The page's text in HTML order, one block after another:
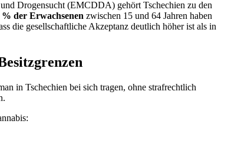
Drogensucht (EMCDDA) gehört Tschechien zu den
% der Erwachsenen zwischen 15 und 64 Jahren haben
die gesellschaftliche Akzeptanz deutlich höher ist als in
in Tschechien bei sich tragen, ohne strafrechtlich